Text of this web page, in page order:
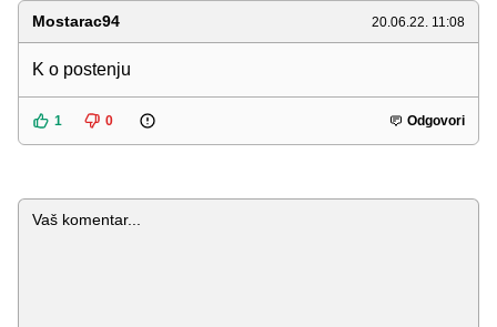
Mostarac94 20.06.22. 11:08
K o postenju
1 0 Odgovori
Komentar